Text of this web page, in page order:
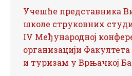
Учешће представника
школе струковних
IV Међународној
организацији Факултета
и туризам у Врњачкој